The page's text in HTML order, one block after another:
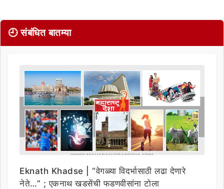
🕘 संबंधित बातम्या
Eknath Khadse | “वेगळ्या विदर्भासाठी लढा देणारे
नेते…” ; एकनाथ खडसेंची फडणवीसांना टोला